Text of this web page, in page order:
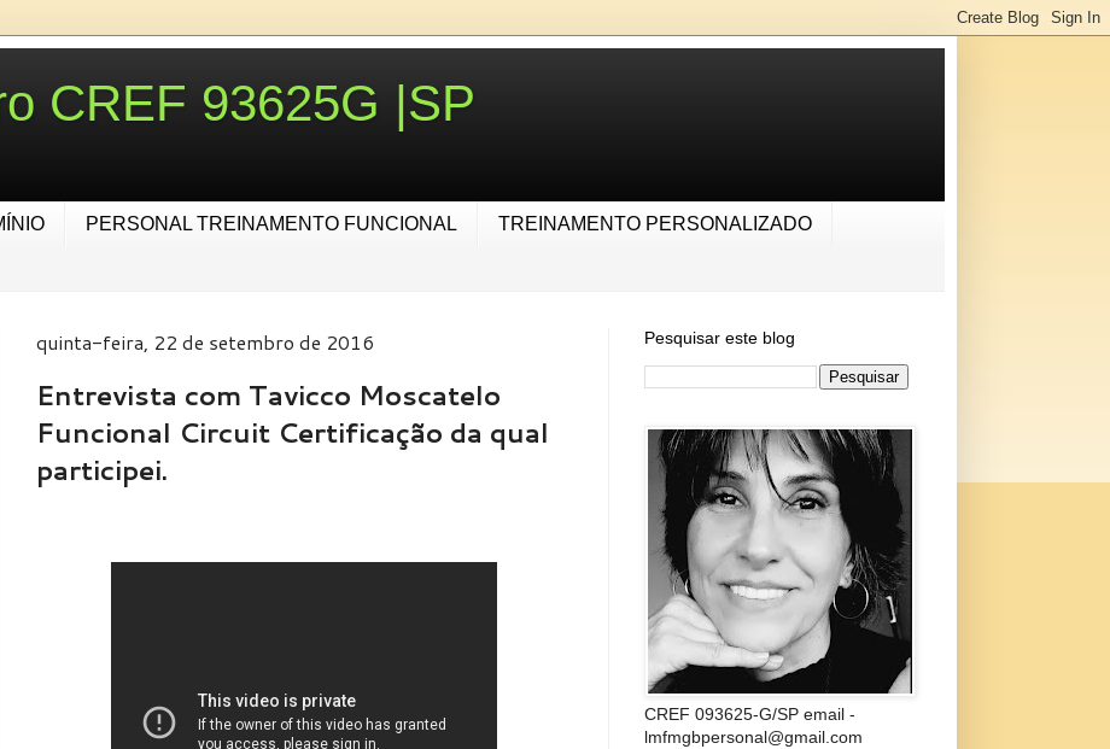
CREF 93625G |SP
PERSONAL TREINAMENTO FUNCIONAL TREINAMENTO PERSONALIZADO
quinta-feira, 22 de setembro de 2016
Entrevista com Tavicco Moscatelo
Funcional Circuit Certificação da qual
participei.
Pesquisar este blog
CREF 093625-G/SP email -
lmfmgbpersonal@gmail.com